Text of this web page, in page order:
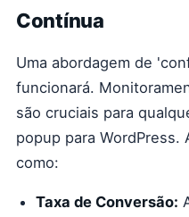
Contínua
Uma abordagem de
funcionará.
são cruciais para
popup para WordPress.
como:
Taxa de Conversão: